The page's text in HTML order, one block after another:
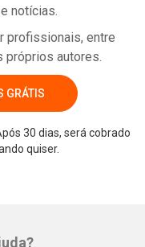
notícias.
profissionais, entre
próprios autores.
GRÁTIS
30 dias, será cobrado
quiser.